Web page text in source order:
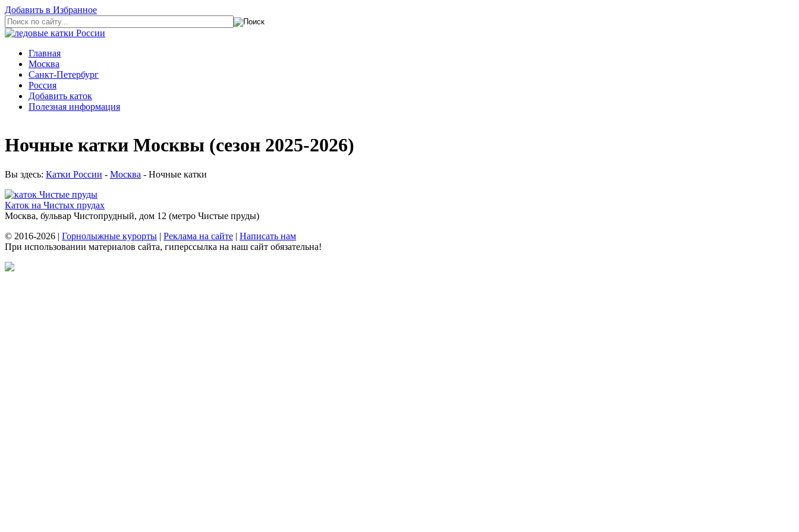
Добавить в Избранное
Главная
Москва
Санкт-Петербург
Россия
Добавить каток
Полезная информация
Ночные катки Москвы (сезон 2025-2026)
Вы здесь: Катки России - Москва - Ночные катки
Каток на Чистых прудах
Москва, бульвар Чистопрудный, дом 12 (метро Чистые пруды)
© 2016-2026 | Горнолыжные курорты | Реклама на сайте | Написать нам
При использовании материалов сайта, гиперссылка на наш сайт обязательна!